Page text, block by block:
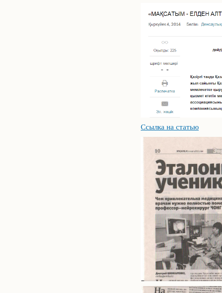
Ссылка на статью